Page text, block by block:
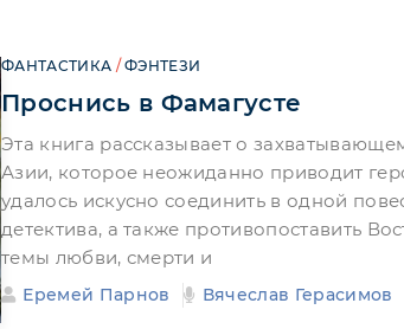
ФАНТАСТИКА /ФЭНТЕЗИ
Проснись в Фамагусте
Эта книга рассказывает о
Азии, которое неожиданно приводит героев
удалось искусно соединить в одной
детектива, а также противопоставить
темы любви, смерти и
Еремей Парнов Вячеслав Герасимов